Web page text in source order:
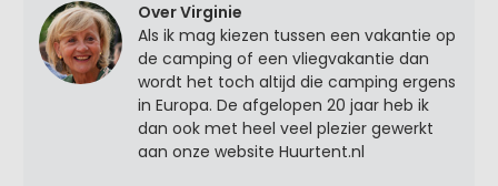
Over Virginie
Als ik mag kiezen tussen een vakantie op
de camping of een vliegvakantie dan
wordt het toch altijd die camping ergens
in Europa. De afgelopen 20 jaar heb ik
dan ook met heel veel plezier gewerkt
aan onze website Huurtent.nl